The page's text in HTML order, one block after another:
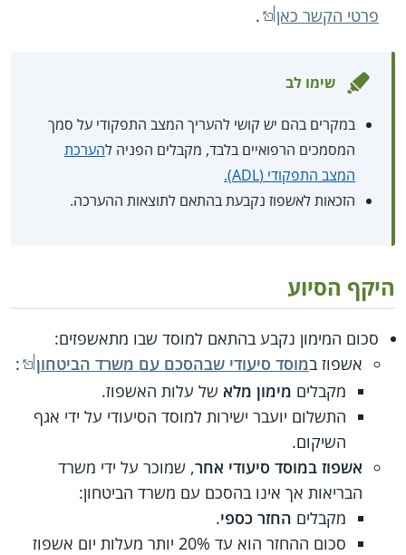
פרטי הקשר כאן
.
שימו לב
במקרים בהם יש קושי להעריך המצב התפקודי על סמך
המסמכים הרפואיים בלבד, מקבלים הפניה להערכת
המצב התפקודי (ADL).
הזכאות לאשפוז נקבעת בהתאם לתוצאות ההערכה.
היקף הסיוע
סכום המימון נקבע בהתאם למוסד שבו מתאשפזים:
אשפוז במוסד סיעודי שבהסכם עם משרד הביטחון
:
מקבלים מימון מלא של עלות האשפוז.
התשלום יועבר ישירות למוסד הסיעודי על ידי אגף
השיקום.
אשפוז במוסד סיעודי אחר, שמוכר על ידי משרד
הבריאות אך אינו בהסכם עם משרד הביטחון:
מקבלים החזר כספי.
סכום ההחזר הוא עד 20% יותר מעלות יום אשפוז